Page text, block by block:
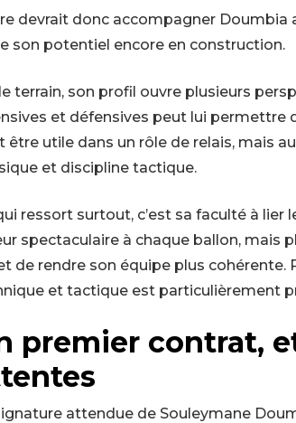
devrait donc accompagner
son potentiel encore en construction.
terrain, son profil ouvre plusieurs
et défensives peut lui permettre
être utile dans un rôle de relais, mais
et discipline tactique.
ressort surtout, c’est sa faculté à lier
spectaculaire à chaque ballon, mais
de rendre son équipe plus
et tactique est particulièrement
premier contrat,
attendue de Souleymane